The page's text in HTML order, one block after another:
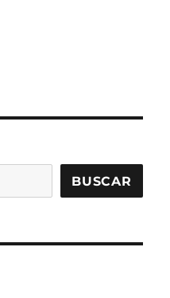
BUSCAR